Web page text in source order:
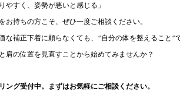
やすく、姿勢が悪いと感じる」
お持ちの方こそ、ぜひ一度ご相談ください。
な補正下着に頼らなくても、“自分の体を整えること”
肩の位置を見直すことから始めてみませんか？
ング受付中。まずはお気軽にご相談ください。